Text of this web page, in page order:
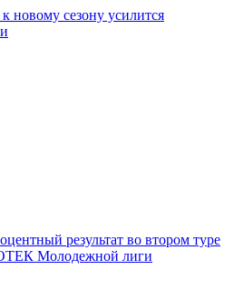
новому сезону усилится
результат во втором туре
Молодежной лиги